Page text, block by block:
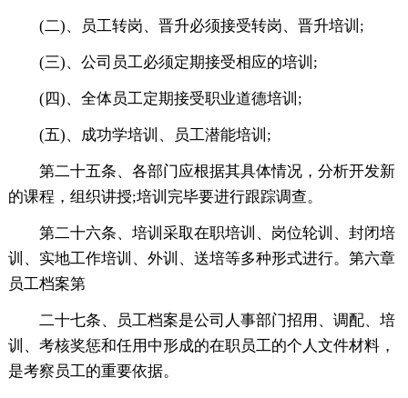
(二)、员工转岗、晋升必须接受转岗、晋升培训;
(三)、公司员工必须定期接受相应的培训;
(四)、全体员工定期接受职业道德培训;
(五)、成功学培训、员工潜能培训;
第二十五条、各部门应根据其具体情况，分析开发新
的课程，组织讲授;培训完毕要进行跟踪调查。
第二十六条、培训采取在职培训、岗位轮训、封闭培
训、实地工作培训、外训、送培等多种形式进行。第六章
员工档案第
二十七条、员工档案是公司人事部门招用、调配、培
训、考核奖惩和任用中形成的在职员工的个人文件材料，
是考察员工的重要依据。